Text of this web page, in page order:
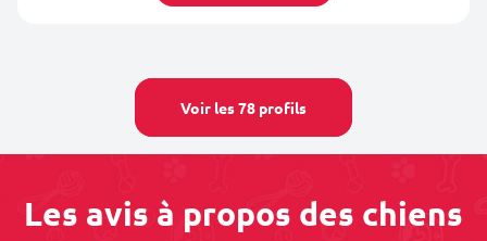
Voir les 78 profils
Les avis à propos des chiens